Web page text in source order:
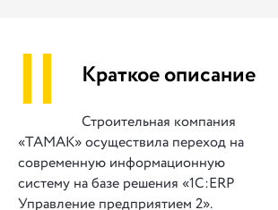
|| Краткое описание
Строительная компания
«ТАМАК» осуществила переход на
современную информационную
систему на базе решения «1C:ERP
Управление предприятием 2».